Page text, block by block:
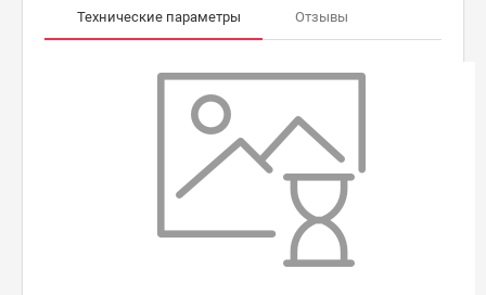
Технические параметры Отзывы